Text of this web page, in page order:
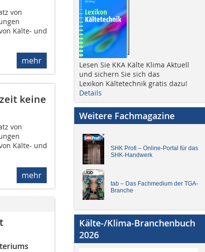
von
Kälte- und
mehr
keine
von
Kälte- und
mehr
Lesen Sie KKA Kälte Klima Aktuell
und sichern Sie sich das
Lexikon Kältetechnik gratis dazu!
Details
Weitere Fachmagazine
SHK Profi – Online-Portal für das
SHK-Handwerk
tab – Das Fachmedium der TGA-
Branche
Kälte-/Klima-Branchenbuch
2026